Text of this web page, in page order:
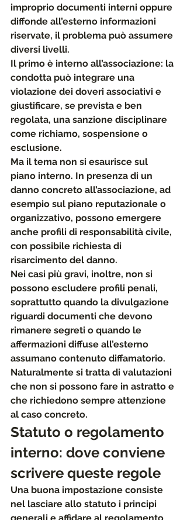
improprio documenti interni oppure
diffonde all’esterno informazioni
riservate, il problema può assumere
diversi livelli.
Il primo è interno all’associazione: la
condotta può integrare una
violazione dei doveri associativi e
giustificare, se prevista e ben
regolata, una sanzione disciplinare
come richiamo, sospensione o
esclusione.
Ma il tema non si esaurisce sul
piano interno. In presenza di un
danno concreto all’associazione, ad
esempio sul piano reputazionale o
organizzativo, possono emergere
anche profili di responsabilità civile,
con possibile richiesta di
risarcimento del danno.
Nei casi più gravi, inoltre, non si
possono escludere profili penali,
soprattutto quando la divulgazione
riguardi documenti che devono
rimanere segreti o quando le
affermazioni diffuse all’esterno
assumano contenuto diffamatorio.
Naturalmente si tratta di valutazioni
che non si possono fare in astratto e
che richiedono sempre attenzione
al caso concreto.
Statuto o regolamento
interno: dove conviene
scrivere queste regole
Una buona impostazione consiste
nel lasciare allo statuto i principi